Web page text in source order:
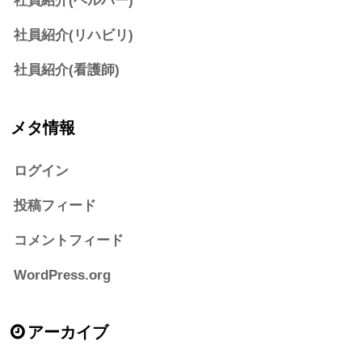
社員紹介(リハビリ)
社員紹介(看護師)
メタ情報
ログイン
投稿フィード
コメントフィード
WordPress.org
アーカイブ